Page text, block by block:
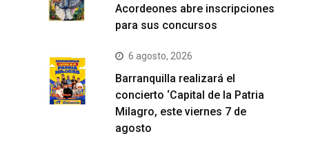
Acordeones abre inscripciones
para sus concursos
6 agosto, 2026
Barranquilla realizará el
concierto ‘Capital de la Patria
Milagro, este viernes 7 de
agosto